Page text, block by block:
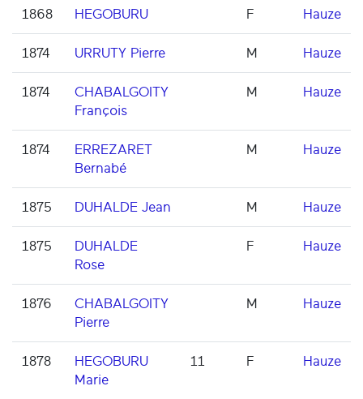
1868 HEGOBURU F Hauze
1874 URRUTY Pierre M Hauze
1874
CHABALGOITY
François
M Hauze
1874
ERREZARET
Bernabé
M Hauze
1875 DUHALDE Jean M Hauze
1875
DUHALDE
Rose
F Hauze
1876
CHABALGOITY
Pierre
M Hauze
1878
HEGOBURU
Marie
11 F Hauze